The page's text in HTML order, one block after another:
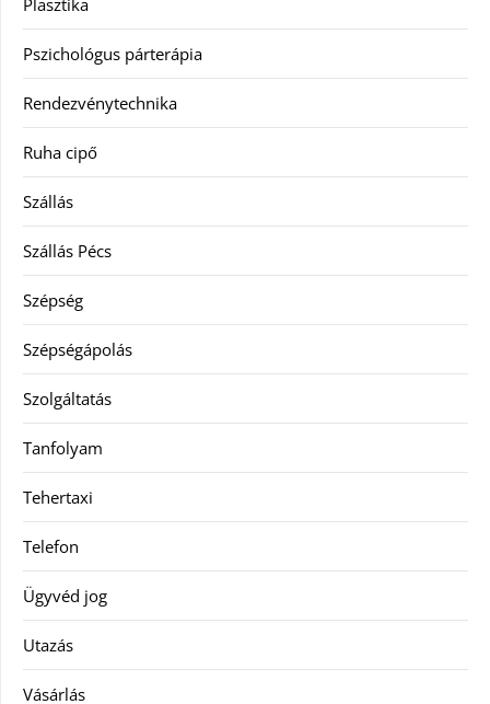
Plasztika
Pszichológus párterápia
Rendezvénytechnika
Ruha cipő
Szállás
Szállás Pécs
Szépség
Szépségápolás
Szolgáltatás
Tanfolyam
Tehertaxi
Telefon
Ügyvéd jog
Utazás
Vásárlás